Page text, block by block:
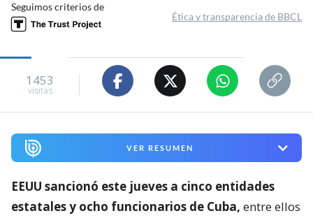
Seguimos criterios de
Ética y transparencia de BBCL
1453
visitas
VER RESUMEN
EEUU sancionó este jueves a cinco entidades
estatales y ocho funcionarios de Cuba, entre ellos